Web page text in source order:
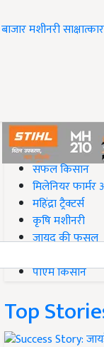
बाजारमशीनरीसाक्षात्कार
#Top on Krishi
सफल किसान
मिलेनियर फार्मर
महिंद्रा ट्रैक्टर्स
कृषि मशीनरी
जायद की फसल
पीएम किसान
Top